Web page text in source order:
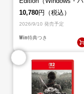
ッケージ版）
10,780円（税込）
2026/9/10 発売予定
Win特典つき